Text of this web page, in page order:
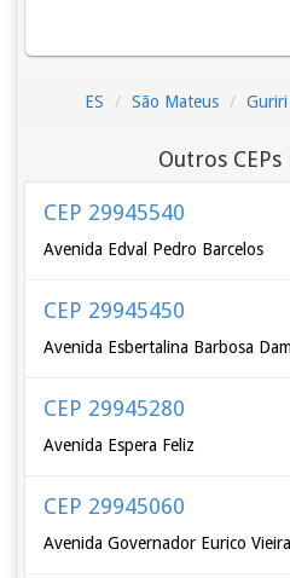
ES São Mateus Guriri
Outros
CEP 29945540
Avenida Edval Pedro Barcelos
CEP 29945450
Avenida Esbertalina Barbosa
CEP 29945280
Avenida Espera Feliz
CEP 29945060
Avenida Governador Eurico